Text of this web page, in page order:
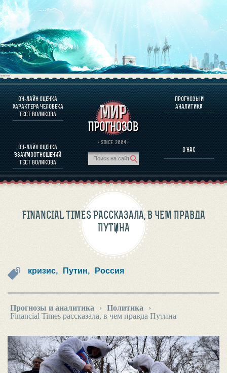
----
ОН-ЛАЙН ОЦЕНКА
ХАРАКТЕРА ЧЕЛОВЕКА
ТЕСТ ВОЛИКОВА
ОН-ЛАЙН ОЦЕНКА
ВЗАИМООТНОШЕНИЙ
ТЕСТ ВОЛИКОВА
· SINCE. 2004 ·
ПРОГНОЗЫ И
АНАЛИТИКА
О НАС
О ПРОГРАММЕ
ОЦЕНКА ХАРАКТЕРA ЧЕЛОВЕКА
ОЦЕНКА ХАРАКТЕРА ВЫДАЮЩИХСЯ ЛИЧНОСТЕЙ
О ПРОГРАММЕ
ПРОГНОЗЫ И АНАЛИТИКА
FINANCIAL TIMES РАССКАЗАЛА, В ЧЕМ ПРАВДА
ПУТИНА
кризис, Путин, Россия
Прогнозы и аналитика › Политика
›
Financial Times рассказала, в чем правда Путина